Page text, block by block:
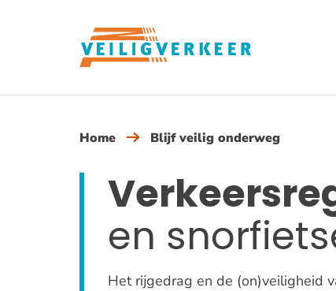
Home Blijf veilig onderweg
en
Het rijgedrag en de (on)veiligheid